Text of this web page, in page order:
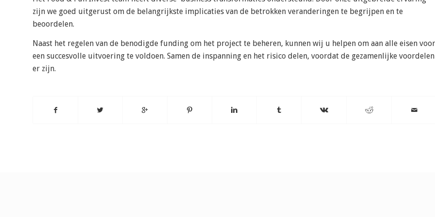
zijn we goed uitgerust om de belangrijkste implicaties van de betrokken veranderingen te begrijpen en te
beoordelen.
Naast het regelen van de benodigde funding om het project te beheren, kunnen wij u helpen om aan alle eisen voor
een succesvolle uitvoering te voldoen. Samen de inspanning en het risico delen, voordat de gezamenlijke voordelen
er zijn.